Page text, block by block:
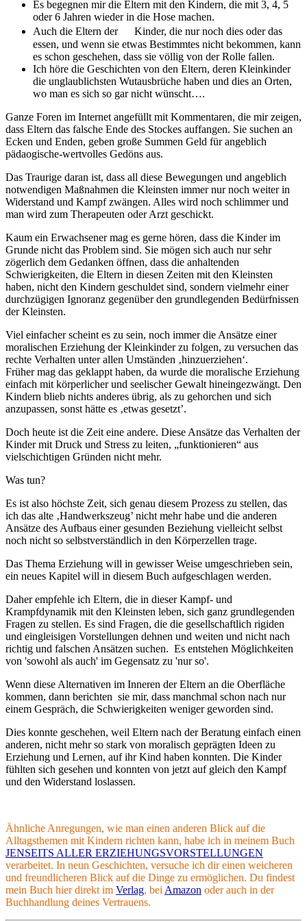
Es begegnen mir die Eltern mit den Kindern, die mit 3, 4, 5
oder 6 Jahren wieder in die Hose machen.
Auch die Eltern der Kinder, die nur noch dies oder das
essen, und wenn sie etwas Bestimmtes nicht bekommen, kann
es schon geschehen, dass sie völlig von der Rolle fallen.
Ich höre die Geschichten von den Eltern, deren Kleinkinder
die unglaublichsten Wutausbrüche haben und dies an Orten,
wo man es sich so gar nicht wünscht….
Ganze Foren im Internet angefüllt mit Kommentaren, die mir zeigen,
dass Eltern das falsche Ende des Stockes auffangen. Sie suchen an
Ecken und Enden, geben große Summen Geld für angeblich
pädaogische-wertvolles Gedöns aus.
Das Traurige daran ist, dass all diese Bewegungen und angeblich
notwendigen Maßnahmen die Kleinsten immer nur noch weiter in
Widerstand und Kampf zwängen. Alles wird noch schlimmer und
man wird zum Therapeuten oder Arzt geschickt.
Kaum ein Erwachsener mag es gerne hören, dass die Kinder im
Grunde nicht das Problem sind. Sie mögen sich auch nur sehr
zögerlich dem Gedanken öffnen, dass die anhaltenden
Schwierigkeiten, die Eltern in diesen Zeiten mit den Kleinsten
haben, nicht den Kindern geschuldet sind, sondern vielmehr einer
durchzügigen Ignoranz gegenüber den grundlegenden Bedürfnissen
der Kleinsten.
Viel einfacher scheint es zu sein, noch immer die Ansätze einer
moralischen Erziehung der Kleinkinder zu folgen, zu versuchen das
rechte Verhalten unter allen Umständen ‚hinzuerziehen‘.
Früher mag das geklappt haben, da wurde die moralische Erziehung
einfach mit körperlicher und seelischer Gewalt hineingezwängt. Den
Kindern blieb nichts anderes übrig, als zu gehorchen und sich
anzupassen, sonst hätte es ‚etwas gesetzt’.
Doch heute ist die Zeit eine andere. Diese Ansätze das Verhalten der
Kinder mit Druck und Stress zu leiten, „funktionieren“ aus
vielschichtigen Gründen nicht mehr.
Was tun?
Es ist also höchste Zeit, sich genau diesem Prozess zu stellen, das
ich das alte ‚Handwerkszeug’ nicht mehr habe und die anderen
Ansätze des Aufbaus einer gesunden Beziehung vielleicht selbst
noch nicht so selbstverständlich in den Körperzellen trage.
Das Thema Erziehung will in gewisser Weise umgeschrieben sein,
ein neues Kapitel will in diesem Buch aufgeschlagen werden.
Daher empfehle ich Eltern, die in dieser Kampf- und
Krampfdynamik mit den Kleinsten leben, sich ganz grundlegenden
Fragen zu stellen. Es sind Fragen, die die gesellschaftlich rigiden
und eingleisigen Vorstellungen dehnen und weiten und nicht nach
richtig und falschen Ansätzen suchen. Es entstehen Möglichkeiten
von 'sowohl als auch' im Gegensatz zu 'nur so'.
Wenn diese Alternativen im Inneren der Eltern an die Oberfläche
kommen, dann berichten sie mir, dass manchmal schon nach nur
einem Gespräch, die Schwierigkeiten weniger geworden sind.
Dies konnte geschehen, weil Eltern nach der Beratung einfach einen
anderen, nicht mehr so stark von moralisch geprägten Ideen zu
Erziehung und Lernen, auf ihr Kind haben konnten. Die Kinder
fühlten sich gesehen und konnten von jetzt auf gleich den Kampf
und den Widerstand loslassen.
Ähnliche Anregungen, wie man einen anderen Blick auf die
Alltagsthemen mit Kindern richten kann, habe ich in meinem Buch
JENSEITS ALLER ERZIEHUNGSVORSTELLUNGEN
verarbeitet. In neun Geschichten, versuche ich dir einen weicheren
und freundlicheren Blick auf die Dinge zu ermöglichen. Du findest
mein Buch hier direkt im Verlag, bei Amazon oder auch in der
Buchhandlung deines Vertrauens.